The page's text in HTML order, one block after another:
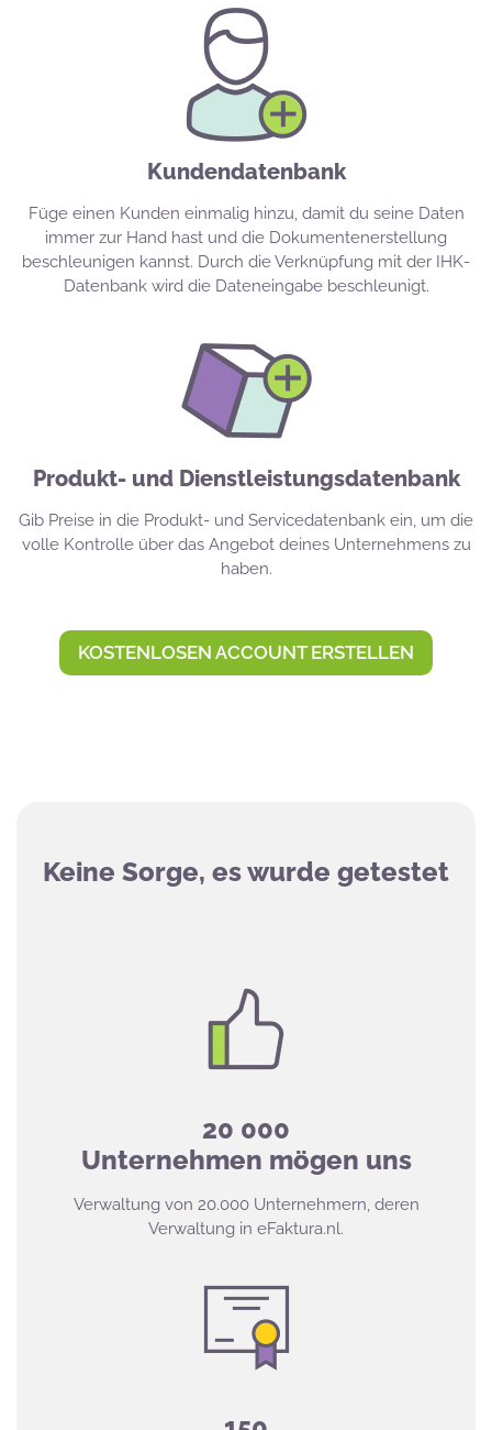
Kundendatenbank
Füge einen Kunden einmalig hinzu, damit du seine Daten
immer zur Hand hast und die Dokumentenerstellung
beschleunigen kannst. Durch die Verknüpfung mit der IHK-
Datenbank wird die Dateneingabe beschleunigt.
Produkt- und Dienstleistungsdatenbank
Gib Preise in die Produkt- und Servicedatenbank ein, um die
volle Kontrolle über das Angebot deines Unternehmens zu
haben.
KOSTENLOSEN ACCOUNT ERSTELLEN
Keine Sorge, es wurde getestet
20 000
Unternehmen mögen uns
Verwaltung von 20.000 Unternehmern, deren
Verwaltung in eFaktura.nl.